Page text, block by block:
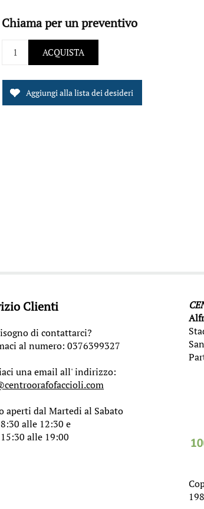
Chiama per un preventivo
Clienti
di contattarci?
al numero: 0376399327
una email all' indirizzo:
aperti dal Martedi al Sabato
alle 12:30 e
alle 19:00